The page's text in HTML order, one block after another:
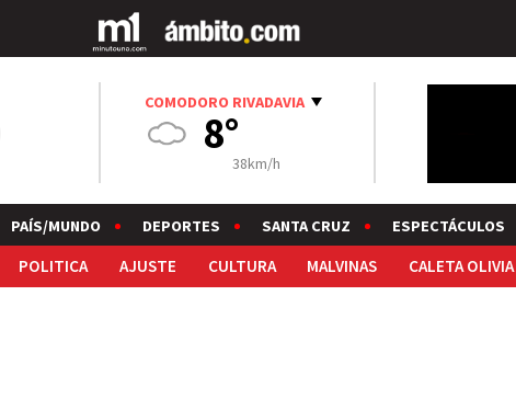
COMODORO RIVADAVIA
8°
38km/h
PAÍS/MUNDO DEPORTES SANTA CRUZ ESPECTÁCULOS
POLITICA AJUSTE CULTURA MALVINAS CALETA OLIVIA